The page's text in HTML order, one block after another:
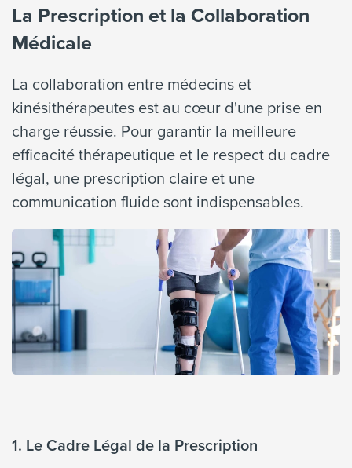
La Prescription et la Collaboration
Médicale
La collaboration entre médecins et
kinésithérapeutes est au cœur d'une prise en
charge réussie. Pour garantir la meilleure
efficacité thérapeutique et le respect du cadre
légal, une prescription claire et une
communication fluide sont indispensables.
1. Le Cadre Légal de la Prescription